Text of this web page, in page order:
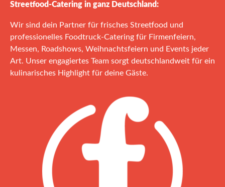
Streetfood‑Catering in ganz Deutschland:
Wir sind dein Partner für frisches Streetfood und
professionelles Foodtruck‑Catering für Firmenfeiern,
Messen, Roadshows, Weihnachtsfeiern und Events jeder
Art. Unser engagiertes Team sorgt deutschlandweit für ein
kulinarisches Highlight für deine Gäste.